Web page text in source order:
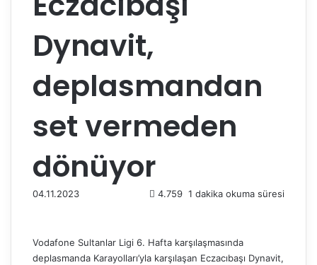
Dynavit,
deplasmandan
set vermeden
dönüyor
04.11.2023 4.759 1 dakika okuma süresi
Vodafone Sultanlar Ligi 6. Hafta karşılaşmasında
deplasmanda Karayolları’yla karşılaşan Eczacıbaşı Dynavit,